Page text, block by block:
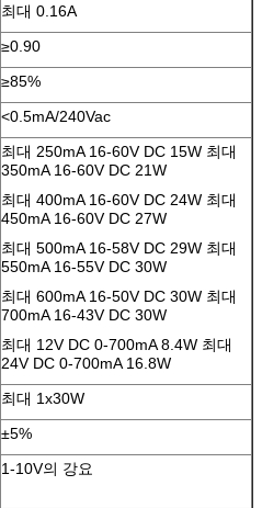
최대 0.16A
≥0.90
≥85%
<0.5mA/240Vac
최대 250mA 16-60V DC 15W 최대
350mA 16-60V DC 21W
최대 400mA 16-60V DC 24W 최대
450mA 16-60V DC 27W
최대 500mA 16-58V DC 29W 최대
550mA 16-55V DC 30W
최대 600mA 16-50V DC 30W 최대
700mA 16-43V DC 30W
최대 12V DC 0-700mA 8.4W 최대
24V DC 0-700mA 16.8W
최대 1x30W
±5%
1-10V의 강요